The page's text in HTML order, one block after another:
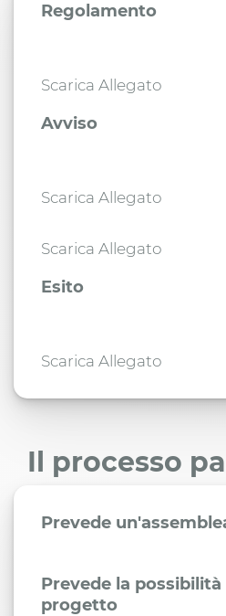
Regolamento
Scarica Allegato
Avviso
Scarica Allegato
Scarica Allegato
Esito
Scarica Allegato
Il processo
Prevede
Prevede la
progetto